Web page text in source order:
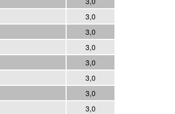
3,0
3,0
3,0
3,0
3,0
3,0
3,0